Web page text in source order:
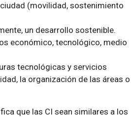
(movilidad, sostenimiento
un desarrollo sostenible.
económico, tecnológico, medio
tecnológicas y servicios
la organización de las áreas o
que las CI sean similares a los